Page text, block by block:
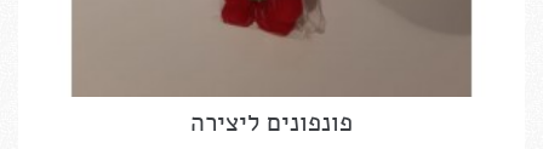
פונפונים ליצירה